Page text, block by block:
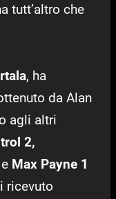
tutt’altro che
, ha
da Alan
agli altri
2,
Max Payne 1
ricevuto